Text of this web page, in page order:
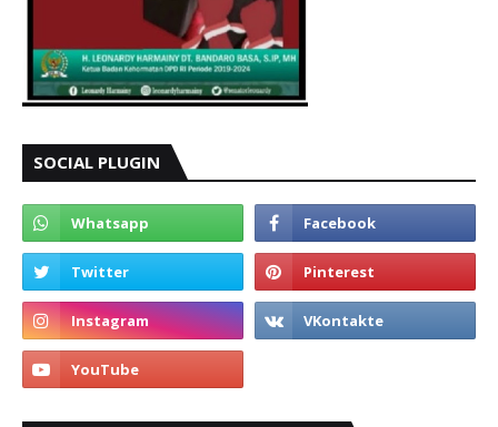
SOCIAL PLUGIN